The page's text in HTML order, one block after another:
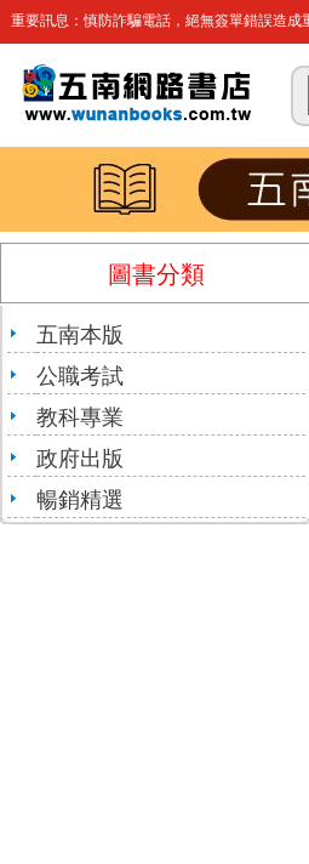
重要訊息：慎防詐騙電話，絕無簽單錯誤造
圖書分類
五南本版
公職考試
教科專業
政府出版
暢銷精選